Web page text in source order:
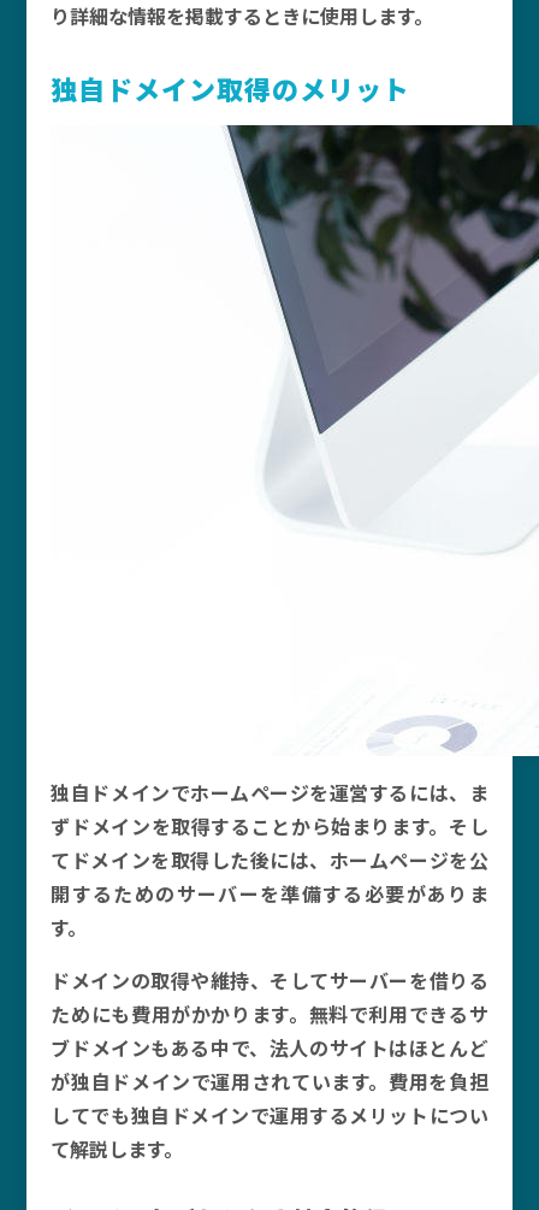
り詳細な情報を掲載するときに使用します。
独自ドメイン取得のメリット
独自ドメインでホームページを運営するには、ま
ずドメインを取得することから始まります。そし
てドメインを取得した後には、ホームページを公
開するためのサーバーを準備する必要がありま
す。
ドメインの取得や維持、そしてサーバーを借りる
ためにも費用がかかります。無料で利用できるサ
ブドメインもある中で、法人のサイトはほとんど
が独自ドメインで運用されています。費用を負担
してでも独自ドメインで運用するメリットについ
て解説します。